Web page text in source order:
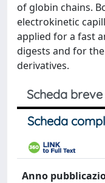
of globin chains.
electrokinetic
applied for a fast
digests and for
derivatives.
Scheda breve
Scheda
Anno